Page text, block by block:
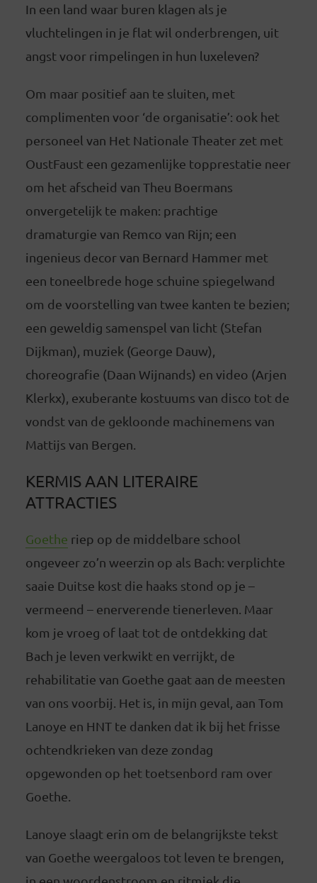
In een land waar buren klagen als je
vluchtelingen in je flat wil onderbrengen, uit
angst voor rimpelingen in hun luxeleven?
Om maar positief aan te sluiten, met
complimenten voor ‘de organisatie’: ook het
personeel van Het Nationale Theater zet met
OustFaust een gezamenlijke topprestatie neer
om het afscheid van Theu Boermans
onvergetelijk te maken: prachtige
dramaturgie van Remco van Rijn; een
ingenieus decor van Bernard Hammer met
een toneelbrede hoge schuine spiegelwand
om de voorstelling van twee kanten te bezien;
een geweldig samenspel van licht (Stefan
Dijkman), muziek (George Dauw),
choreografie (Daan Wijnands) en video (Arjen
Klerkx), exuberante kostuums van disco tot de
vondst van de gekloonde machinemens van
Mattijs van Bergen.
KERMIS AAN LITERAIRE
ATTRACTIES
Goethe riep op de middelbare school
ongeveer zo’n weerzin op als Bach: verplichte
saaie Duitse kost die haaks stond op je –
vermeend – enerverende tienerleven. Maar
kom je vroeg of laat tot de ontdekking dat
Bach je leven verkwikt en verrijkt, de
rehabilitatie van Goethe gaat aan de meesten
van ons voorbij. Het is, in mijn geval, aan Tom
Lanoye en HNT te danken dat ik bij het frisse
ochtendkrieken van deze zondag
opgewonden op het toetsenbord ram over
Goethe.
Lanoye slaagt erin om de belangrijkste tekst
van Goethe weergaloos tot leven te brengen,